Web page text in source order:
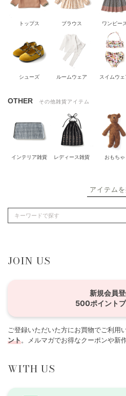
トップス ブラウス ワンピー
シューズ ルームウェア スイムウェ
OTHER その他雑貨アイテム
インテリア雑貨 レディース雑貨 おもちゃ
アイテム
JOIN US
新規会員
500ポイント
ご登録いただいた方にお買物でご利用
ント。メルマガでお得なクーポンや新
WITH US